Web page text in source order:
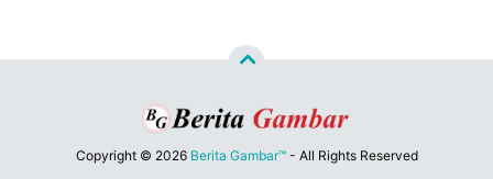
Copyright © 2026 Berita Gambar™- All Rights Reserved